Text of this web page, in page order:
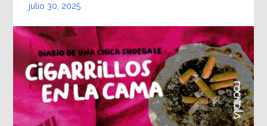
julio 30, 2025